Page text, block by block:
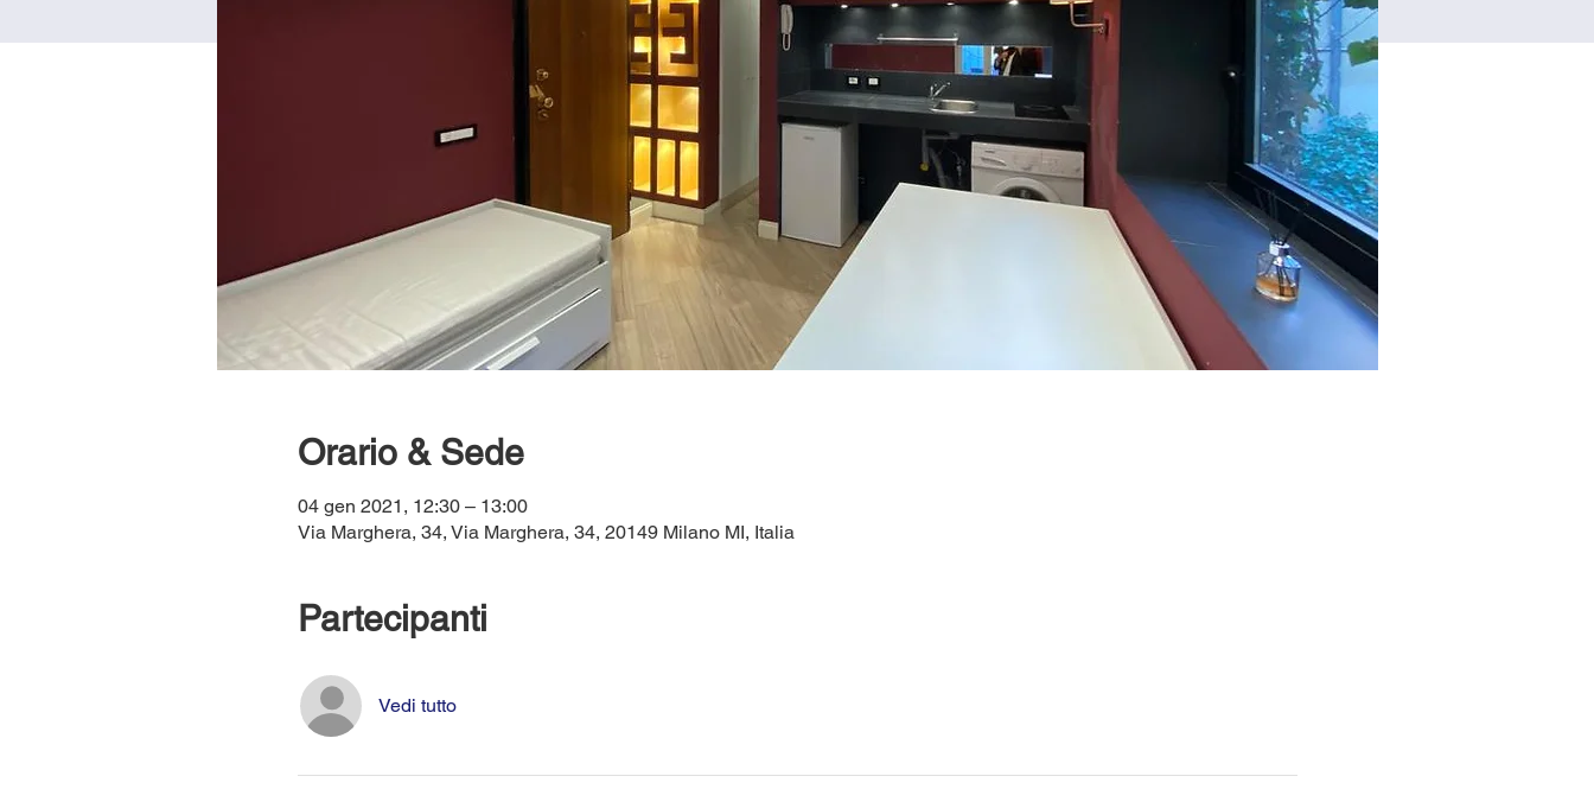
Orario & Sede
04 gen 2021, 12:30 – 13:00
Via Marghera, 34, Via Marghera, 34, 20149 Milano MI, Italia
Partecipanti
Vedi tutto